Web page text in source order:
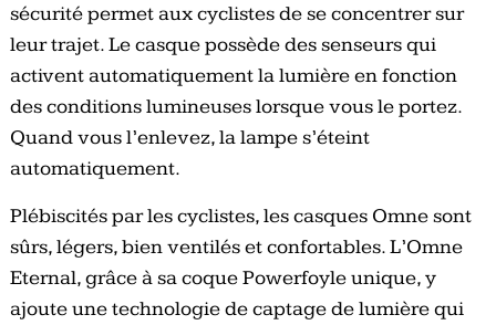
sécurité permet aux cyclistes de se concentrer sur
leur trajet. Le casque possède des senseurs qui
activent automatiquement la lumière en fonction
des conditions lumineuses lorsque vous le portez.
Quand vous l’enlevez, la lampe s’éteint
automatiquement.
​​​Plébiscités par les cyclistes, les casques Omne sont
sûrs, légers, bien ventilés et confortables. L’Omne
Eternal, grâce à sa coque Powerfoyle unique, y
ajoute une technologie de captage de lumière qui